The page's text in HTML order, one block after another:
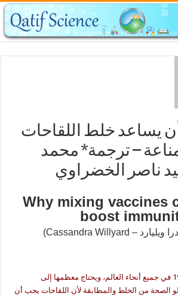
يساعد خلط اللقاحات
– ترجمة* محمد
ناصر الخضراوي
Why mixing vaccines
boost
تستخدم لقاحات كوفيد-19 في جميع أنحاء العالم، ويحتاج معظمها إلى
الصحة من الخلط والمطابقة لأن اللقاحات يجب أن